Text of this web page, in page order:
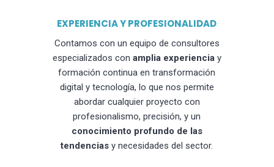
EXPERIENCIA Y PROFESIONALIDAD
Contamos con un equipo de consultores
especializados con amplia experienciay
formación continua en transformación
digital y tecnología, lo que nos permite
abordar cualquier proyecto con
profesionalismo, precisión, y un
conocimiento profundo de las
tendencias y necesidades del sector.